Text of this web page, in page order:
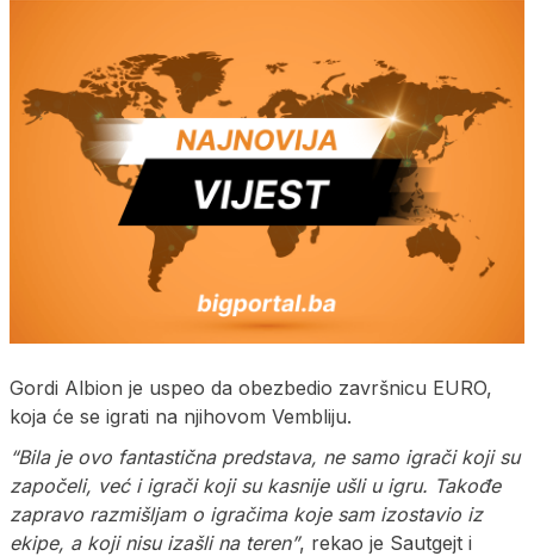
Gordi Albion je uspeo da obezbedio završnicu EURO,
koja će se igrati na njihovom Vembliju.
“Bila je ovo fantastična predstava, ne samo igrači koji su
započeli, već i igrači koji su kasnije ušli u igru. Takođe
zapravo razmišljam o igračima koje sam izostavio iz
ekipe, a koji nisu izašli na teren”, rekao je Sautgejt i